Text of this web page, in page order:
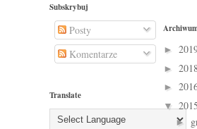
Subskrybuj
Posty
Komentarze
Translate
►
►
►
▼ 2015
►